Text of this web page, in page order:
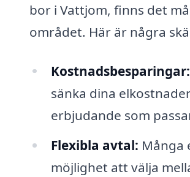
bor i Vattjom, finns det
området. Här är några
Kostnadsbesparingar:
sänka dina
erbjudande som
Flexibla avtal: Många
möjlighet att välja